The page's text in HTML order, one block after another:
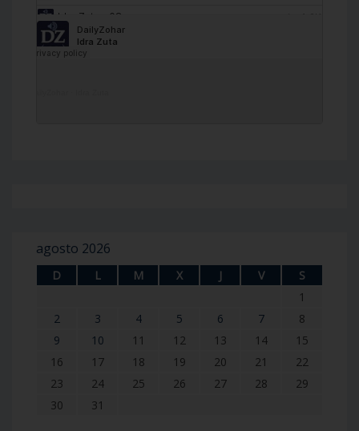
agosto 2026
D L M X J V
S
1
2
3 4 5 6 7
8
9
10 11 12 13 14
15
16
17 18 19 20 21
22
23
24 25 26 27 28
29
30
31